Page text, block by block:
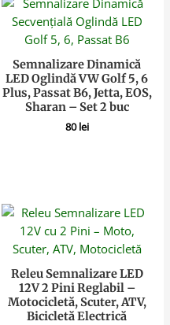
Semnalizare Dinamică
LED Oglindă VW Golf 5, 6
Plus, Passat B6, Jetta, EOS,
Sharan – Set 2 buc
80lei
Releu Semnalizare LED
12V 2 Pini Reglabil –
Motocicletă, Scuter, ATV,
Bicicletă Electrică